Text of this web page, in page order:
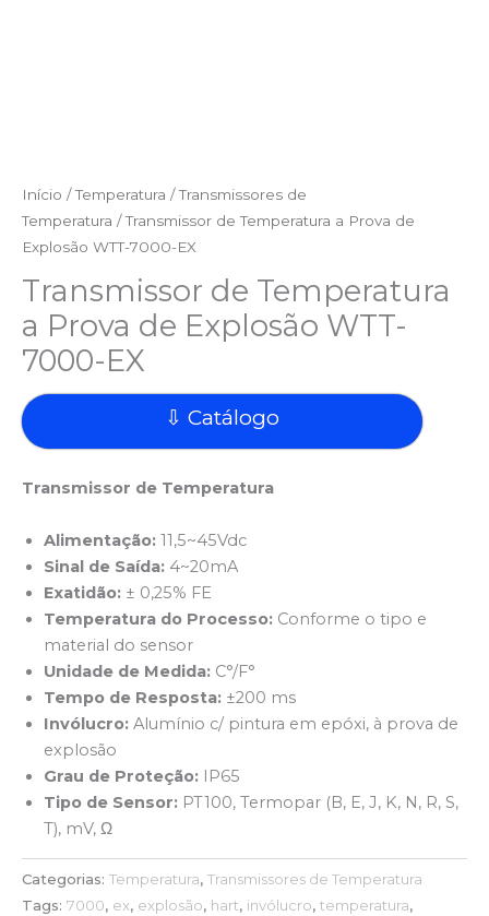
Início /Temperatura /Transmissores de
Temperatura / Transmissor de Temperatura a Prova de
Explosão WTT-7000-EX
Transmissor de Temperatura
a Prova de Explosão WTT-
7000-EX
⇩ Catálogo
Transmissor de Temperatura
Alimentação: 11,5~45Vdc
Sinal de Saída: 4~20mA
Exatidão: ± 0,25% FE
Temperatura do Processo: Conforme o tipo e
material do sensor
Unidade de Medida: C°/F°
Tempo de Resposta: ±200 ms
Invólucro: Alumínio c/ pintura em epóxi, à prova de
explosão
Grau de Proteção: IP65
Tipo de Sensor: PT100, Termopar (B, E, J, K, N, R, S,
T), mV, Ω
Categorias: Temperatura, Transmissores de Temperatura
Tags: 7000, ex, explosão, hart, invólucro, temperatura,